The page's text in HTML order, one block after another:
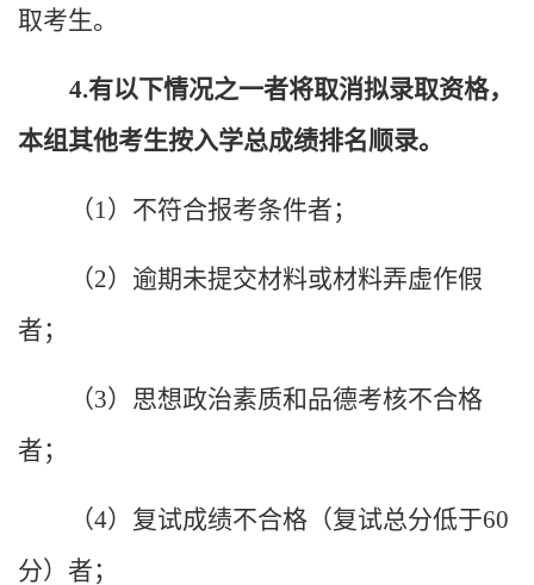
取考生。
4.有以下情况之一者将取消拟录取资格，
本组其他考生按入学总成绩排名顺录。
（1）不符合报考条件者；
（2）逾期未提交材料或材料弄虚作假
者；
（3）思想政治素质和品德考核不合格
者；
（4）复试成绩不合格（复试总分低于60
分）者；